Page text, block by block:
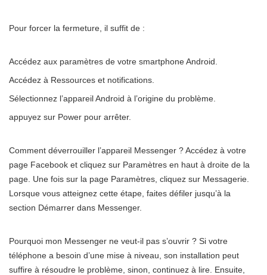
Pour forcer la fermeture, il suffit de :
Accédez aux paramètres de votre smartphone Android.
Accédez à Ressources et notifications.
Sélectionnez l’appareil Android à l’origine du problème.
appuyez sur Power pour arrêter.
Comment déverrouiller l’appareil Messenger ? Accédez à votre
page Facebook et cliquez sur Paramètres en haut à droite de la
page. Une fois sur la page Paramètres, cliquez sur Messagerie.
Lorsque vous atteignez cette étape, faites défiler jusqu’à la
section Démarrer dans Messenger.
Pourquoi mon Messenger ne veut-il pas s’ouvrir ? Si votre
téléphone a besoin d’une mise à niveau, son installation peut
suffire à résoudre le problème, sinon, continuez à lire. Ensuite,